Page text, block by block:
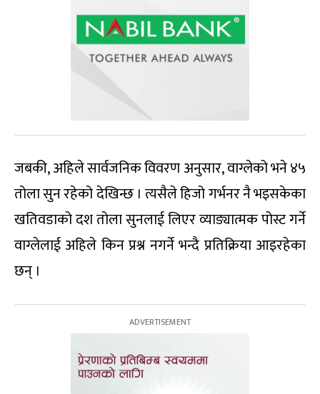
जबकी, अहिले सार्वजनिक विवरण अनुसार, वाग्लेको भने ४५
तोला सुन रहेको देखिन्छ । त्यसैले हिजो गर्भनर नै भइसकेका
खतिवडाको दश तोला सुनलाई लिएर व्याङ्यात्मक पोस्ट गर्ने
वाग्लेलाई अहिले किन प्रश्न नगर्ने भन्दै प्रतिक्रिया आइरहेका
छन् ।